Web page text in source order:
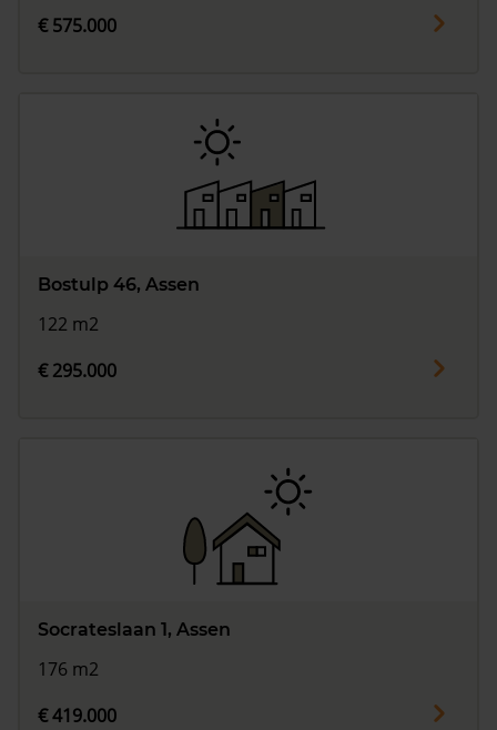
€ 575.000
Bostulp 46, Assen
122 m2
€ 295.000
Socrateslaan 1, Assen
176 m2
€ 419.000